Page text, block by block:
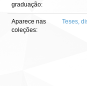
graduação:
Aparece nas
coleções:
Teses,